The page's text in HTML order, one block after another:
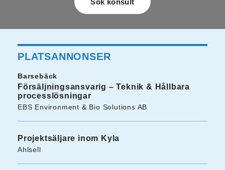
PLATSANNONSER
Barsebäck
Försäljningsansvarig – Teknik & Hållbara
processlösningar
EBS Environment & Bio Solutions AB
Projektsäljare inom Kyla
Ahlsell